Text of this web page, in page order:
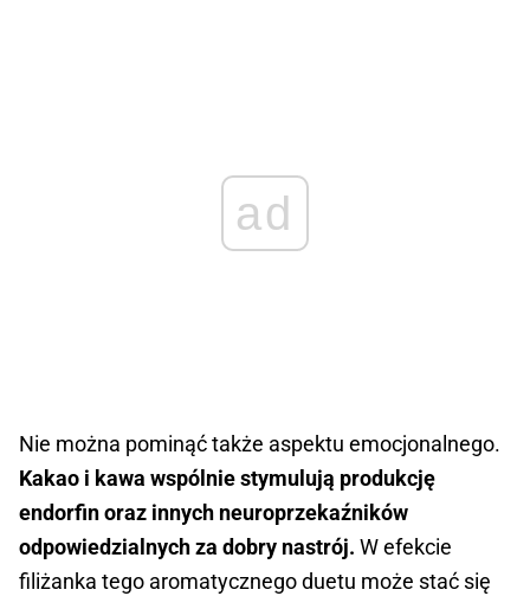
ad
Nie można pominąć także aspektu emocjonalnego.
Kakao i kawa wspólnie stymulują produkcję
endorfin oraz innych neuroprzekaźników
odpowiedzialnych za dobry nastrój. W efekcie
filiżanka tego aromatycznego duetu może stać się